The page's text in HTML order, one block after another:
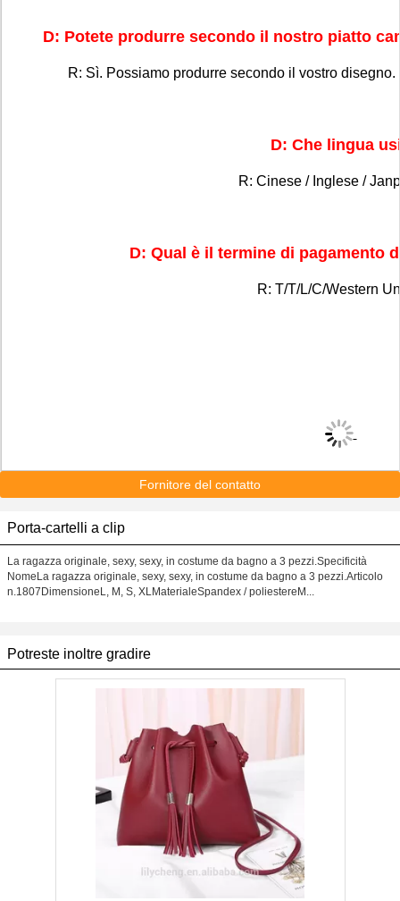
D: Potete produrre secondo il nostro piatto
R: Sì. Possiamo produrre secondo il vostro
D: Che lingua
R: Cinese / Inglese /
D: Qual è il termine di pagamento
R: T/T/L/C/Western
Fornitore del contatto
Porta-cartelli a clip
La ragazza originale, sexy, sexy, in costume da bagno a 3 pezzi.Specificità
NomeLa ragazza originale, sexy, sexy, in costume da bagno a 3 pezzi.Articolo
n.1807DimensioneL, M, S, XLMaterialeSpandex / poliestereM...
Potreste inoltre gradire